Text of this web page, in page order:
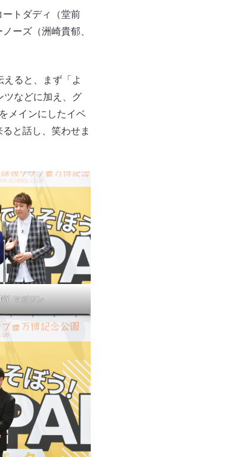
トダディ（堂前
ーズ（洲崎貴郁、
ると、まず「よ
ツなどに加え、グ
メインにしたイベ
と話し、笑わせま
マガジン